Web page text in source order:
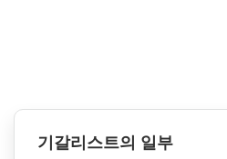
기갈리스트의 일부